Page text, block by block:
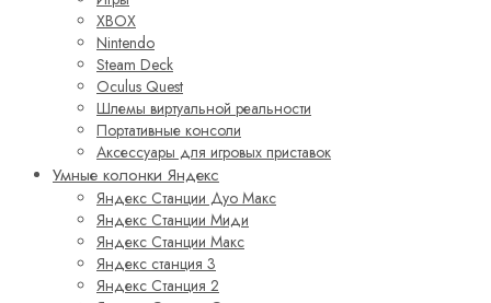
XBOX
Nintendo
Steam Deck
Oculus Quest
Шлемы виртуальной реальности
Портативные консоли
Аксессуары для игровых приставок
Умные колонки Яндекс
Яндекс Станции Дуо Макс
Яндекс Станции Миди
Яндекс Станции Макс
Яндекс станция 3
Яндекс Станция 2